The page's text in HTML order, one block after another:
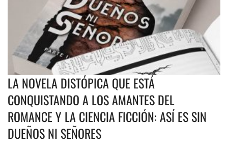
LA NOVELA DISTÓPICA QUE ESTÁ
CONQUISTANDO A LOS AMANTES DEL
ROMANCE Y LA CIENCIA FICCIÓN: ASÍ ES SIN
DUEÑOS NI SEÑORES